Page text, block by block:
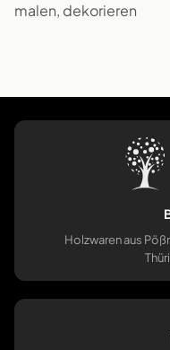
malen, dekorieren
Holzwaren aus